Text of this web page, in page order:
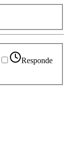
Responde